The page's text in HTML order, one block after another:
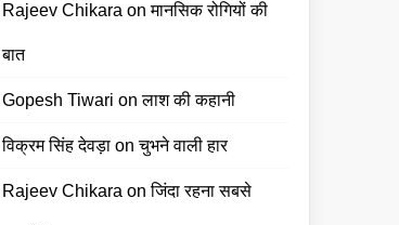
Rajeev Chikara onमानसिक रोगियों की
बात
Gopesh Tiwari onलाश की कहानी
विक्रम सिंह देवड़ाonचुभने वाली हार
Rajeev Chikara onजिंदा रहना सबसे